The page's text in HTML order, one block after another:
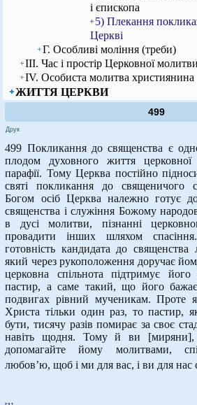
і єпископа
5) Плекання
Церкві
Г. Особливі моління (треби)
ІІІ. Час і простір Церковної молитви
ІV. Особиста молитва християнина
ЖИТТЯ ЦЕРКВИ
499
Друк
499 Покликання до священства є
плодом духовного життя церковної
парафії. Тому Церква постійно
святі покликання до священичого
Богом осіб Церква належно готує
священства і служіння Божому
в дусі молитви, пізнанні
провадити інших шляхом спасіння.
готовність кандидата до священства
який через рукоположення доручає
церковна спільнота підтримує
пастир, а саме такий, що його
подвигах рівний мученикам. Проте
Христа тільки один раз, то пастир,
бути, тисячу разів помирає за своє
навіть щодня. Тому й ви
допомагайте йому молитвами,
любов’ю, щоб і ми для вас, і ви для нас